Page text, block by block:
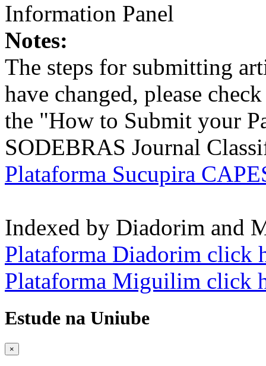
Information Panel
Notes:
The steps for submitting
have changed, please
the "How to Submit your
SODEBRAS Journal
Plataforma Sucupira
Indexed by Diadorim and
Plataforma Diadorim click
Plataforma Miguilim click
Estude na Uniube
×